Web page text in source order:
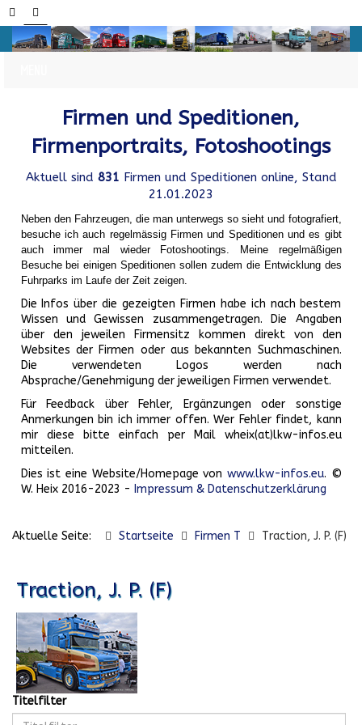
Firmen und Speditionen,
Firmenportraits, Fotoshootings
Aktuell sind 831 Firmen und Speditionen online, Stand
21.01.2023
Neben den Fahrzeugen, die man unterwegs so sieht und fotografiert,
besuche ich auch regelmässig Firmen und Speditionen und es gibt
auch immer mal wieder Fotoshootings.
Meine regelmäßigen
Besuche bei einigen Speditionen sollen zudem die Entwicklung des
Fuhrparks im Laufe der Zeit zeigen.
Die Infos über die gezeigten Firmen habe ich nach bestem
Wissen und Gewissen zusammengetragen. Die Angaben
über den jeweilen Firmensitz kommen direkt von den
Websites der Firmen oder aus bekannten Suchmaschinen.
Die verwendeten Logos werden nach
Absprache/Genehmigung der jeweiligen Firmen verwendet.
Für Feedback über Fehler, Ergänzungen oder sonstige
Anmerkungen bin ich immer offen. Wer Fehler findet, kann
mir diese bitte einfach per Mail wheix(at)lkw-infos.eu
mitteilen.
Dies ist eine Website/Homepage von www.lkw-infos.eu. ©
W. Heix 2016-2023 - Impressum & Datenschutzerklärung
Aktuelle Seite: Startseite Firmen T Traction, J. P. (F)
Traction, J. P. (F)
Titelfilter